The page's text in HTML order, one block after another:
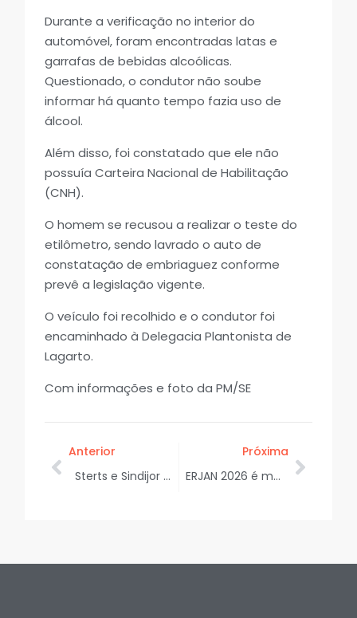
Durante a verificação no interior do
automóvel, foram encontradas latas e
garrafas de bebidas alcoólicas.
Questionado, o condutor não soube
informar há quanto tempo fazia uso de
álcool.
Além disso, foi constatado que ele não
possuía Carteira Nacional de Habilitação
(CNH).
O homem se recusou a realizar o teste do
etilômetro, sendo lavrado o auto de
constatação de embriaguez conforme
prevê a legislação vigente.
O veículo foi recolhido e o condutor foi
encaminhado à Delegacia Plantonista de
Lagarto.
Com informações e foto da PM/SE
Anterior
Sterts e Sindijor emitem nota de agradecimento à prefeita Luana Michele de Oliveira
Próxima
ERJAN 2026 é marcado por sucesso de público e fortalecimento da jovem advocacia do Nordeste